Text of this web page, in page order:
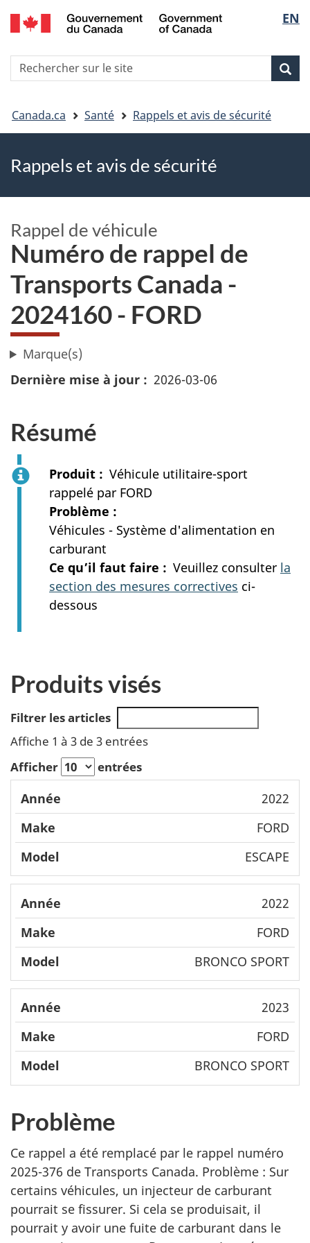
Skip
to
Skip
to
Passer
à
HTML
de
la
EN
Recherche
Vous
êtes
ici
Canada.ca Santé Rappels et avis de sécurité
Rappels et avis de sécurité
Rappel de véhicule
Numéro de rappel de
Transports Canada -
2024160 - FORD
Marque(s)
Dernière mise à jour
2026-03-06
Résumé
Produit
Véhicule utilitaire-sport
rappelé par FORD
Problème
Véhicules - Système d'alimentation en
carburant
Ce qu’il faut faire
Veuillez consulter la
section des mesures correctives ci-
dessous
Produits visés
Filtrer les articles
Affiche 1 à 3 de 3 entrées
Afficher
entrées
Année Make
l
2022
FORD
ESCAPE
2022
FORD
BRONCO SPORT
2023
FORD
BRONCO SPORT
Problème
Ce rappel a été remplacé par le rappel numéro
2025-376 de Transports Canada. Problème : Sur
certains véhicules, un injecteur de carburant
pourrait se fissurer. Si cela se produisait, il
pourrait y avoir une fuite de carburant dans le